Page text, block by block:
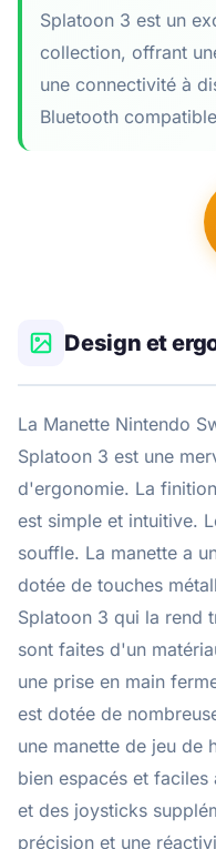
Splatoon 3 est un
collection, offrant
une connectivité à
Bluetooth
Design et
La Manette Nintendo
Splatoon 3 est une
d'ergonomie. La
est simple et intuitive.
souffle. La manette a
dotée de touches
Splatoon 3 qui la rend
sont faites d'un
une prise en main
est dotée de
une manette de jeu de
bien espacés et
et des joysticks
précision et une